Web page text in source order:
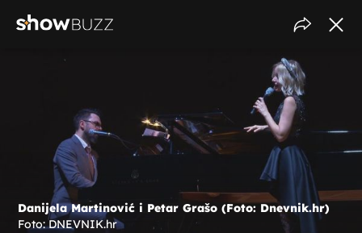
Danijela Martinović i Petar Grašo (Foto: Dnevnik.hr)
Foto: DNEVNIK.hr